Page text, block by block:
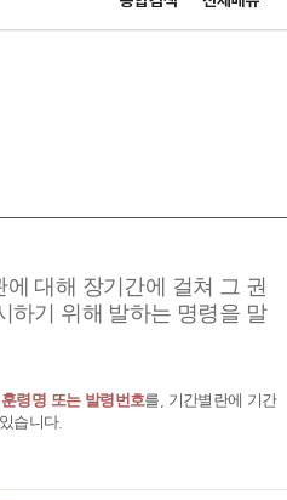
니다.
대해 장기간에 걸쳐 그 권
하기 위해 발하는 명령을 말
훈령명 또는 발령번호를, 기간별란에 기간
습니다.